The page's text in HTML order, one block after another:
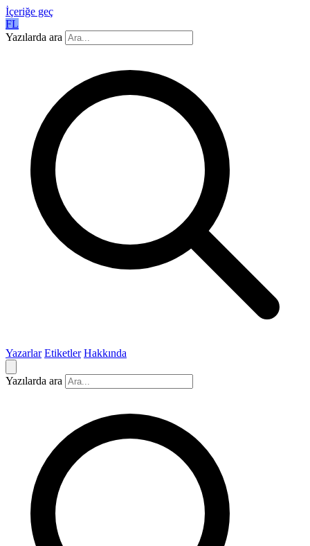
İçeriğe geç
FL
Yazılarda ara
Yazarlar Etiketler Hakkında
Yazılarda ara